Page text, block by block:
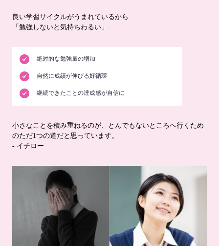
良い学習サイクルがうまれているから
「勉強しないと気持ちわるい」
絶対的な勉強量の増加
自然に成績が伸びる好循環
継続できたことの達成感が自信に
小さなことを積み重ねるのが、とんでもないところへ行くため
のただ1つの道だと思っています。
- イチロー